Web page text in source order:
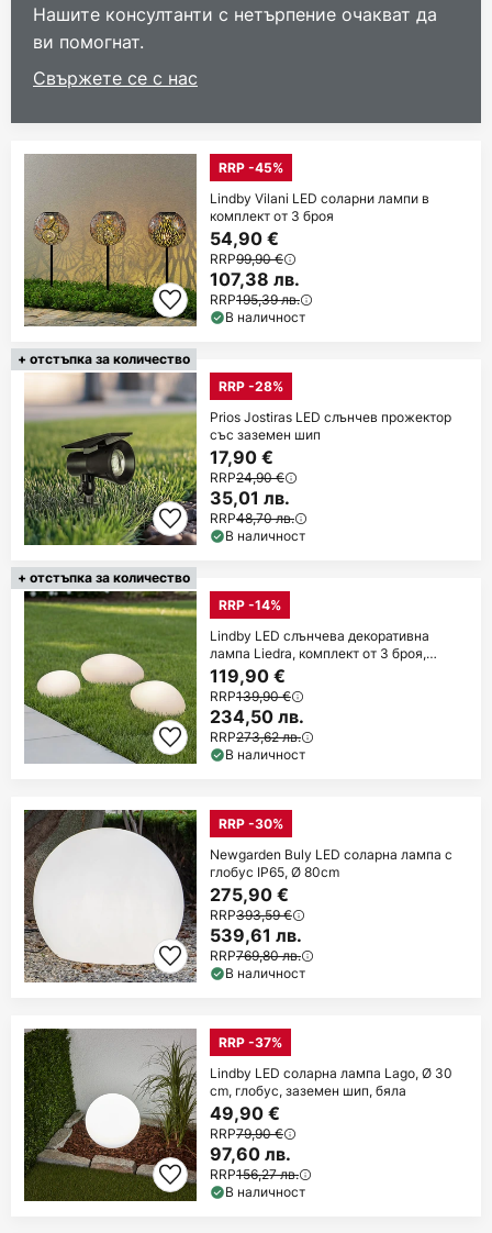
Нашите консултанти с нетърпение очакват да
ви помогнат.
Свържете се с нас
RRP -45%
Lindby Vilani LED соларни лампи в
комплект от 3 броя
54,90 €
RRP99,90 €
107,38 лв.
RRP195,39 лв.
В наличност
+ отстъпка за количество
RRP -28%
Prios Jostiras LED слънчев прожектор
със заземен шип
17,90 €
RRP24,90 €
35,01 лв.
RRP48,70 лв.
В наличност
+ отстъпка за количество
RRP -14%
Lindby LED слънчева декоративна
лампа Liedra, комплект от 3 броя,
RGBW, с
119,90 €
RRP139,90 €
234,50 лв.
RRP273,62 лв.
В наличност
RRP -30%
Newgarden Buly LED соларна лампа с
глобус IP65, Ø 80cm
275,90 €
RRP393,59 €
539,61 лв.
RRP769,80 лв.
В наличност
RRP -37%
Lindby LED соларна лампа Lago, Ø 30
cm, глобус, заземен шип, бяла
49,90 €
RRP79,90 €
97,60 лв.
RRP156,27 лв.
В наличност